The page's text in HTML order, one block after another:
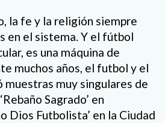
la fe y la religión siempre
en el sistema. Y el fútbol
es una máquina de
muchos años, el futbol y el
muy singulares de
Sagrado’ en
Dios Futbolista’ en la Ciudad